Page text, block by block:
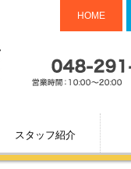
HOME
スタッフ紹介